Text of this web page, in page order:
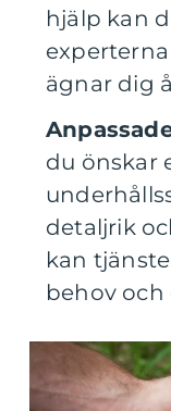
hjälp kan
ägnar dig
du önskar
detaljrik
kan
behov och